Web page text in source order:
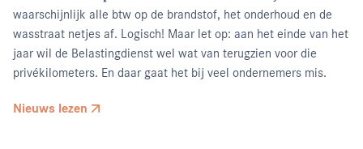
waarschijnlijk alle btw op de brandstof, het onderhoud en de
wasstraat netjes af. Logisch! Maar let op: aan het einde van het
jaar wil de Belastingdienst wel wat van terugzien voor die
privékilometers. En daar gaat het bij veel ondernemers mis.
Nieuws lezen